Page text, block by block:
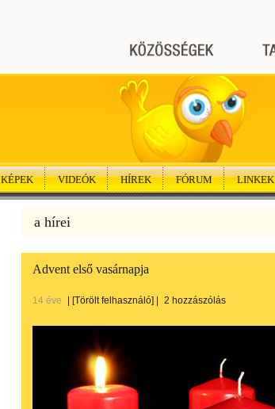
KÉPEK VIDEÓK HÍREK FÓRUM LINKEK
a hírei
Advent első vasárnapja
14 éve [Törölt felhasználó] 2 hozzászólás